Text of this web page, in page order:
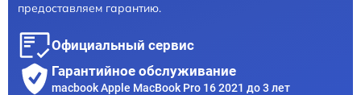
предоставляем гарантию.
Официальный сервис
Гарантийное обслуживание
macbook Apple MacBook Pro 16 2021 до 3 лет